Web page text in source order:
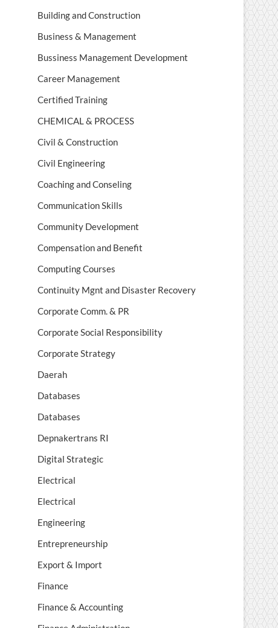
Building and Construction
Business & Management
Bussiness Management Development
Career Management
Certified Training
CHEMICAL & PROCESS
Civil & Construction
Civil Engineering
Coaching and Conseling
Communication Skills
Community Development
Compensation and Benefit
Computing Courses
Continuity Mgnt and Disaster Recovery
Corporate Comm. & PR
Corporate Social Responsibility
Corporate Strategy
Daerah
Databases
Databases
Depnakertrans RI
Digital Strategic
Electrical
Electrical
Engineering
Entrepreneurship
Export & Import
Finance
Finance & Accounting